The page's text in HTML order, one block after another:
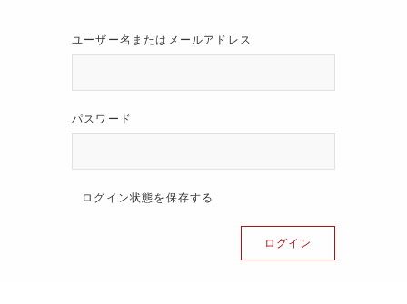
ユーザー名またはメールアドレス
パスワード
ログイン状態を保存する